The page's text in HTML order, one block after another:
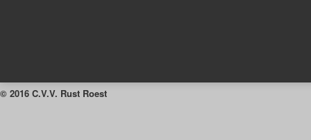
© 2016 C.V.V. Rust Roest